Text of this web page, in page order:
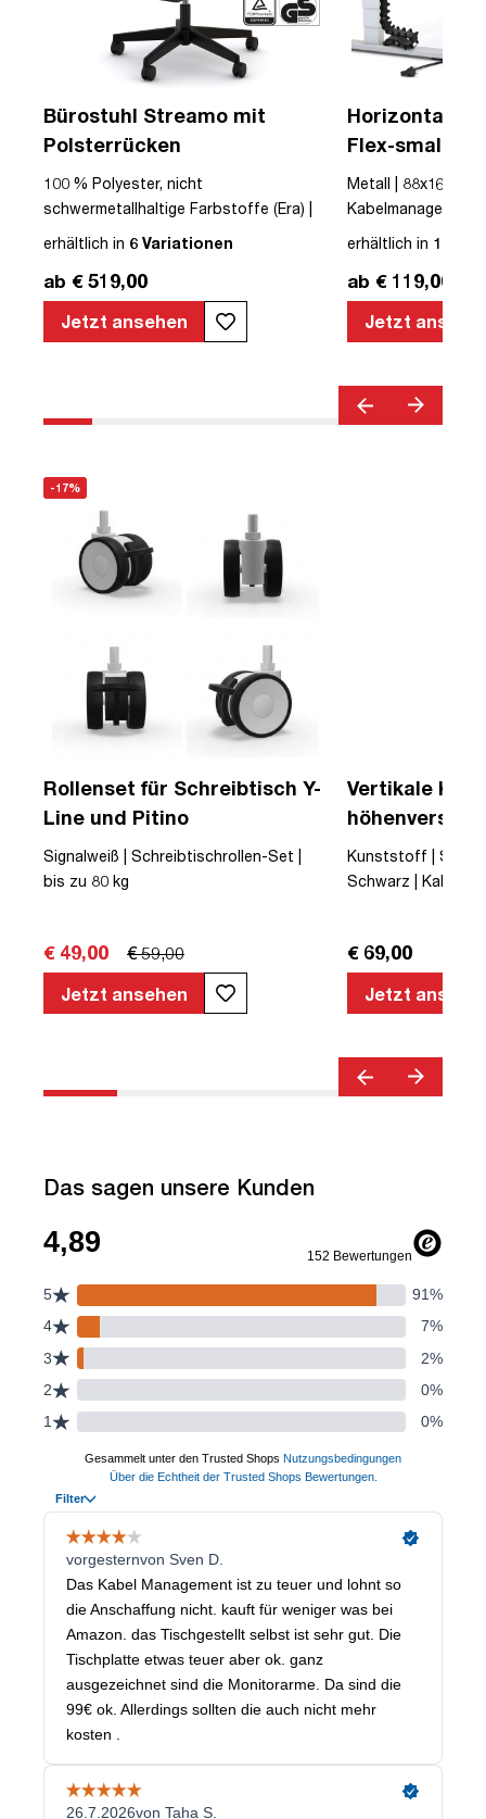
Bürostuhl Streamo mit
Polsterrücken
100 % Polyester, nicht
schwermetallhaltige Farbstoffe (Era) |
Textil | Schwarz | Schwarz | Drehstuhl |
Streamo | bis zu 120 kg | TÜV©
geprüfte Sicherheit | TÜV© geprüfte
Ergonomie | Quality Office© | TÜV©
erhältlich in 6 Variationen
ab € 519,00
Jetzt ansehen
Horizontaler
Flex-small +
Kabelführung
Steckdose
Metall |
erhältlich in 12
ab € 119,00
Jetzt
-17%
Rollenset für Schreibtisch Y-
Line und Pitino
Signalweiß | Schreibtischrollen-Set |
bis zu 80 kg
€ 49,00
€ 59,00
Jetzt ansehen
Vertikale
Schreibtische
Kunststoff |
Schwarz |
€ 69,00
Jetzt
Das sagen unsere Kunden